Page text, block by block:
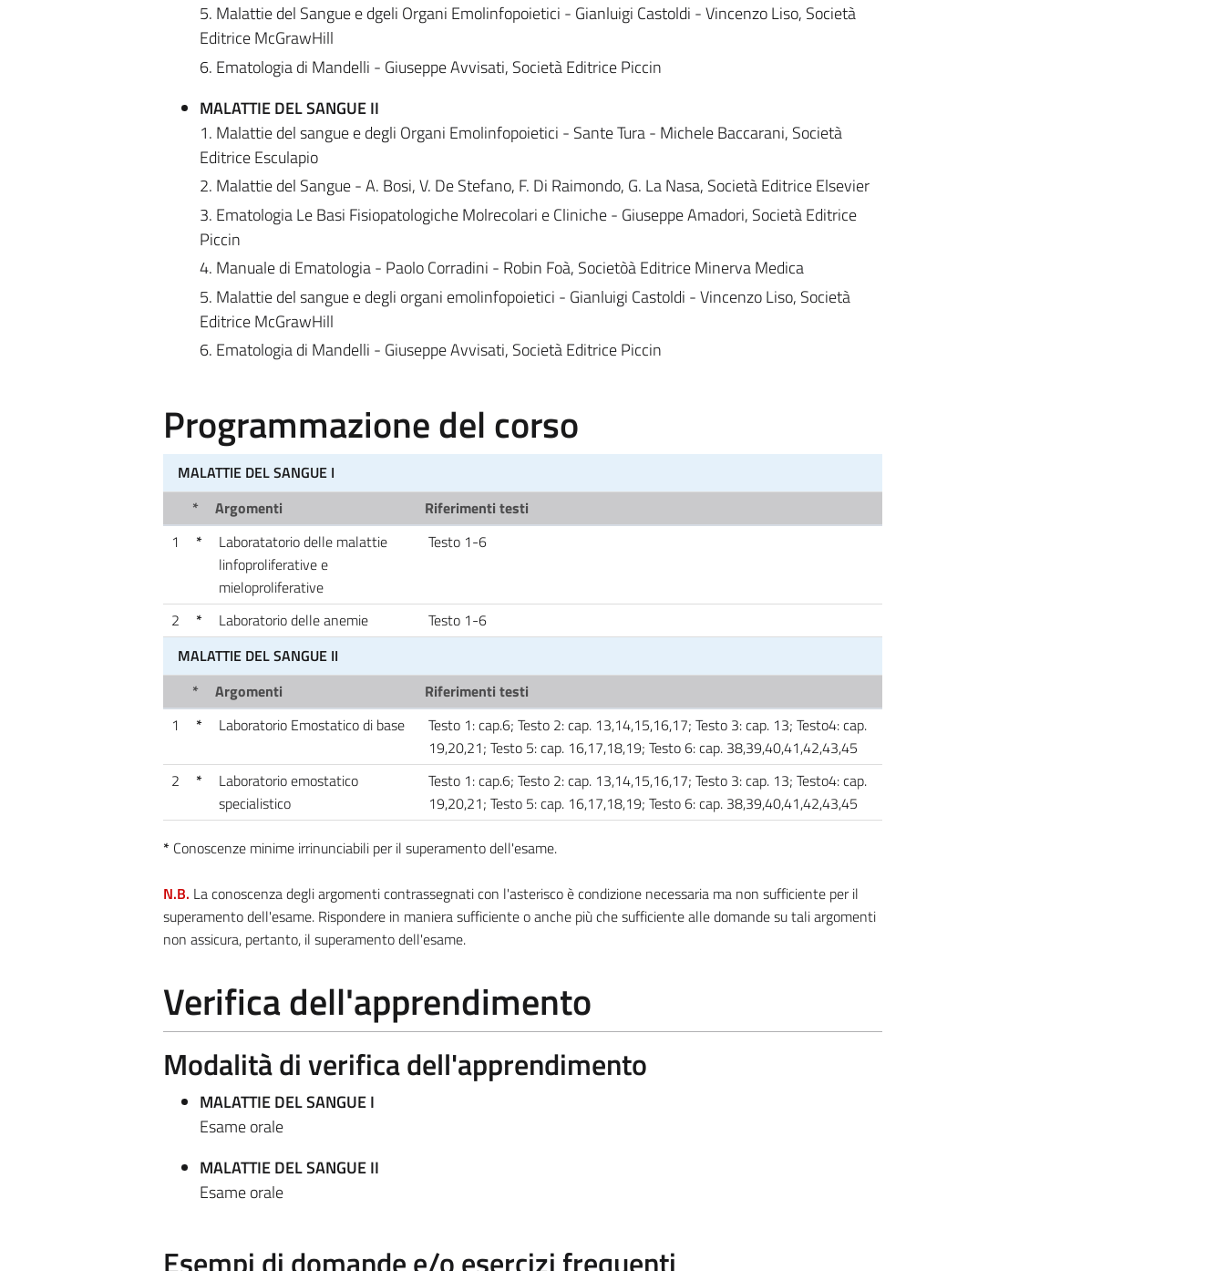
5. Malattie del Sangue e dgeli Organi Emolinfopoietici - Gianluigi Castoldi - Vincenzo Liso, Società
Editrice McGrawHill
6. Ematologia di Mandelli - Giuseppe Avvisati, Società Editrice Piccin
MALATTIE DEL SANGUE II
1. Malattie del sangue e degli Organi Emolinfopoietici - Sante Tura - Michele Baccarani, Società
Editrice Esculapio
2. Malattie del Sangue - A. Bosi, V. De Stefano, F. Di Raimondo, G. La Nasa, Società Editrice Elsevier
3. Ematologia Le Basi Fisiopatologiche Molrecolari e Cliniche - Giuseppe Amadori, Società Editrice
Piccin
4. Manuale di Ematologia - Paolo Corradini - Robin Foà, Societòà Editrice Minerva Medica
5. Malattie del sangue e degli organi emolinfopoietici - Gianluigi Castoldi - Vincenzo Liso, Società
Editrice McGrawHill
6. Ematologia di Mandelli - Giuseppe Avvisati, Società Editrice Piccin
Programmazione del corso
MALATTIE DEL SANGUE I
*
Argomenti
Riferimenti testi
1
*
Laboratatorio delle malattie
linfoproliferative e
mieloproliferative
Testo 1-6
2 * Laboratorio delle anemie
Testo 1-6
MALATTIE DEL SANGUE II
*
Argomenti
Riferimenti testi
1
* Laboratorio Emostatico di base
Testo 1: cap.6; Testo 2: cap. 13,14,15,16,17; Testo 3: cap. 13; Testo4: cap.
19,20,21; Testo 5: cap. 16,17,18,19; Testo 6: cap. 38,39,40,41,42,43,45
2
*
Laboratorio emostatico
specialistico
Testo 1: cap.6; Testo 2: cap. 13,14,15,16,17; Testo 3: cap. 13; Testo4: cap.
19,20,21; Testo 5: cap. 16,17,18,19; Testo 6: cap. 38,39,40,41,42,43,45
*Conoscenze minime irrinunciabili per il superamento dell'esame.
N.B. La conoscenza degli argomenti contrassegnati con l'asterisco è condizione necessaria ma non sufficiente per il
superamento dell'esame. Rispondere in maniera sufficiente o anche più che sufficiente alle domande su tali argomenti
non assicura, pertanto, il superamento dell'esame.
Verifica dell'apprendimento
Modalità di verifica dell'apprendimento
MALATTIE DEL SANGUE I
Esame orale
MALATTIE DEL SANGUE II
Esame orale